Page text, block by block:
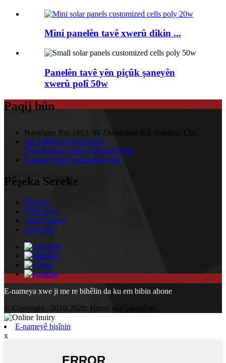
Mini panelên tavê xwerû dikin ...
Panelên tavê yên piçûk şaneyên
xwerû polî 50w
Paqij bûn
Navnîşan: Rm 1603, 99 Zhongshan Rd, Nanjing, Çîn
Tel: 0086-025-85562529
Destpê bikin: 0086-13814007208
E-name: info@amsosolar.com
Pêşeka Sereke
Berhem
Çûna nava
Tour Factory
Paqij bûn
E-nameya xwe ji me re bihêlin da ku em bibin abone
© Copyright - 2010-2020: Hemû maf parastî ne.
E-nameyê bişînin
x